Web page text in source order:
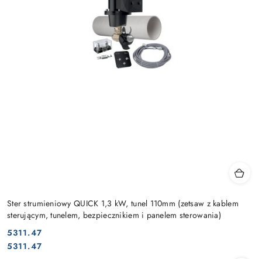
Ster strumieniowy QUICK 1,3 kW, tunel 110mm (zetsaw z kablem
sterującym, tunelem, bezpiecznikiem i panelem sterowania)
Cena:
5311.47
Cena:
5311.47